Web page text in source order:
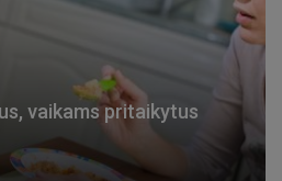
vaikams pritaikytus